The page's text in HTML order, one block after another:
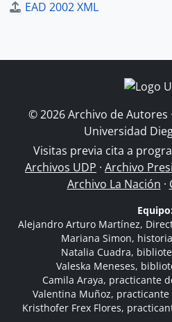
EAD 2002 XML
© 2026 Archivo de Autores
Universidad
Visitas previa cita a
Archivos UDP · Archivo
Archivo La Nación ·
Alejandro Arturo Martínez,
Mariana Simon,
Natalia Cuadra,
Valeska Meneses,
Camila Araya, practicante
Valentina Muñoz, practicante
Kristhofer Frex Flores,